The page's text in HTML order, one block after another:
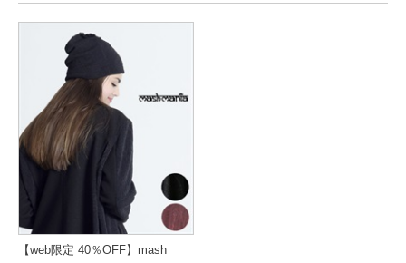
【web限定 40％OFF】mash